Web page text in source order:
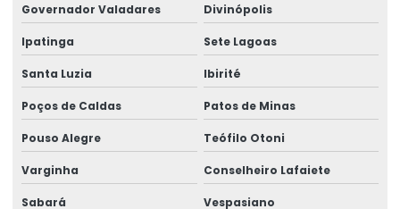
Fabricante De Rótulos Personalizados
Fornecedor De Etiqueta Balança Para Comércio
Fornecedor De Etiquetas Para Balança Comercial
Fornecedor De Etiquetas Para Indústria
Fornecedor De Etiquetas Térmicas
Governador Valadares Divinópolis
Ipatinga Sete Lagoas
Santa Luzia Ibirité
Poços de Caldas Patos de Minas
Pouso Alegre Teófilo Otoni
Varginha Conselheiro Lafaiete
Sabará Vespasiano